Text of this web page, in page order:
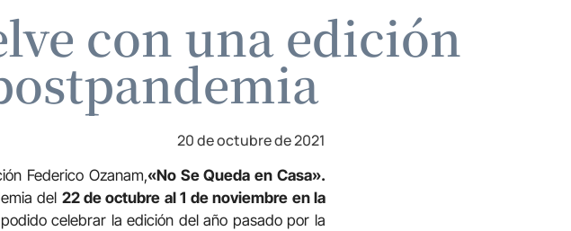
con una edición
20 de octubre de 2021
Federico Ozanam,«No Se Queda en Casa».
del 22 de octubre al 1 de noviembre en la
celebrar la edición del año pasado por la